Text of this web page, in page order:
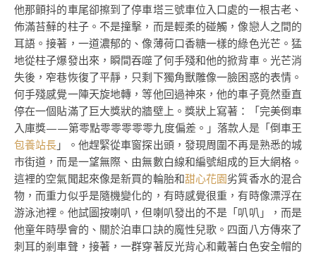
他那顫抖的車尾卻擦到了停車塔三號車位入口處的一根古老、
佈滿苔蘚的柱子。不是撞擊，而是輕柔的碰觸，像戀人之間的
耳語。接著，一道濃郁的、像薄荷口香糖一樣的綠色光芒。猛
地從柱子爆發出來，瞬間吞噬了何手殘和他的掀背車。光芒消
失後，窄巷恢復了平靜，只剩下獨角獸雕像一臉困惑的表情。
何手殘感覺一陣天旋地轉，等他回過神來，他的車子竟然垂直
停在一個貼滿了巨大獎狀的牆壁上。獎狀上寫著：「完美倒車
入庫獎——第零點零零零零零九度偏差。」落款人是「倒車王
包養站長 」。他趕緊從車窗探出頭，發現周圍不再是熟悉的城
市街道，而是一望無際、由無數白線和編號組成的巨大網格。
這裡的空氣聞起來像是新買的輪胎和甜心花園劣質香水的混合
物，而重力似乎是隨機變化的，有時感覺很重，有時像漂浮在
游泳池裡。他試圖按喇叭，但喇叭發出的不是「叭叭」，而是
他童年時學會的、關於泊車口訣的魔性兒歌。四面八方傳來了
刺耳的剎車聲，接著，一群穿著反光背心和戴著白色安全帽的